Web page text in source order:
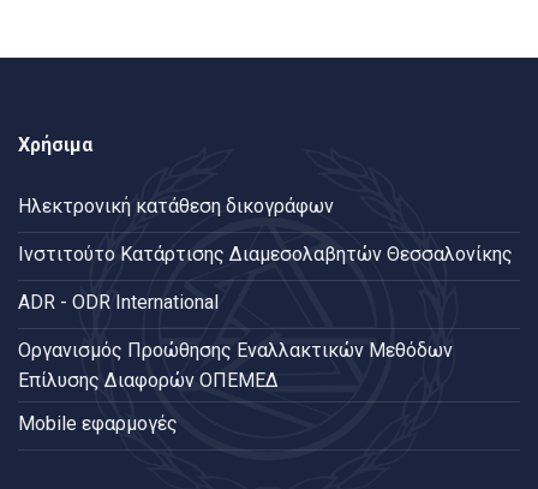
Χρήσιμα
Ηλεκτρονική κατάθεση δικογράφων
Ινστιτούτο Κατάρτισης Διαμεσολαβητών Θεσσαλονίκης
ADR - ODR International
Oργανισμός Προώθησης Εναλλακτικών Μεθόδων
Επίλυσης Διαφορών ΟΠΕΜΕΔ
Mobile εφαρμογές